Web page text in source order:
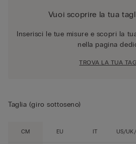
Vuoi scoprire la tua
Inserisci le tue misure e scopri la
nella pagina
TROVA LA TUA
Taglia (giro sottoseno)
CM EU IT US/